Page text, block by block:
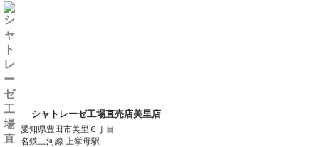
シャトレーゼ工場直売店美里店
愛知県豊田市美里６丁目
名鉄三河線 上挙母駅